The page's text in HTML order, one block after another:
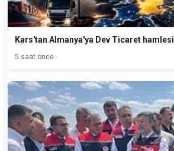
Kars'tan Almanya'ya Dev Ticaret hamlesi
5 saat önce